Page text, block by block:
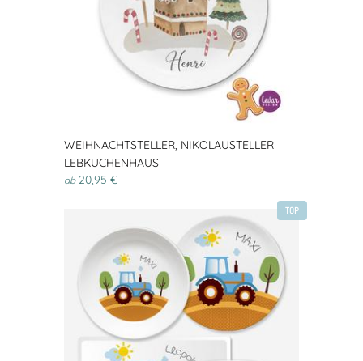
WEIHNACHTSTELLER, NIKOLAUSTELLER
LEBKUCHENHAUS
ab20,95 €
TOP